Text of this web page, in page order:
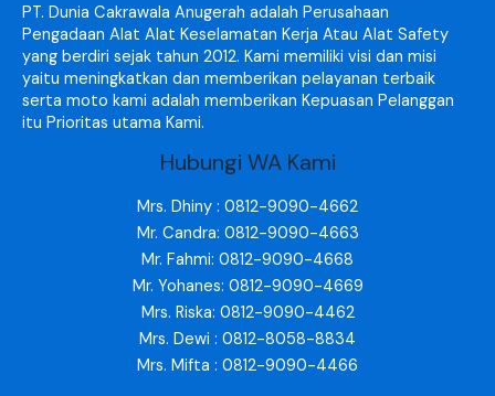
PT. Dunia Cakrawala Anugerah adalah Perusahaan
Pengadaan Alat Alat Keselamatan Kerja Atau Alat Safety
yang berdiri sejak tahun 2012. Kami memiliki visi dan misi
yaitu meningkatkan dan memberikan pelayanan terbaik
serta moto kami adalah memberikan Kepuasan Pelanggan
itu Prioritas utama Kami.
Hubungi WA Kami
Mrs. Dhiny : 0812-9090-4662
Mr. Candra: 0812-9090-4663
Mr. Fahmi: 0812-9090-4668
Mr. Yohanes: 0812-9090-4669
Mrs. Riska: 0812-9090-4462
Mrs. Dewi : 0812-8058-8834
Mrs. Mifta : 0812-9090-4466